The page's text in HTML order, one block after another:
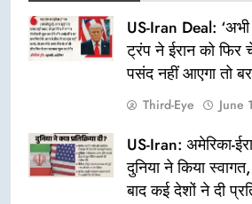
US-Iran Deal: ‘अभी
ट्रंप ने ईरान को फिर
पसंद नहीं आएगा तो
Third-Eye June
US-Iran: अमेरिका-
दुनिया ने किया
बाद कई देशों ने दी